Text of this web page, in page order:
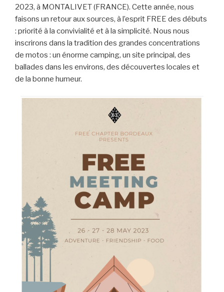
2023, à MONTALIVET (FRANCE). Cette année, nous
faisons un retour aux sources, à l’esprit FREE des débuts
: priorité à la convivialité et à la simplicité. Nous nous
inscrirons dans la tradition des grandes concentrations
de motos : un énorme camping, un site principal, des
ballades dans les environs, des découvertes locales et
de la bonne humeur.